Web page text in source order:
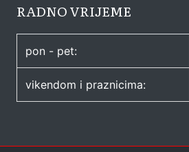
RADNO VRIJEME
pon - pet:
vikendom i praznicima: